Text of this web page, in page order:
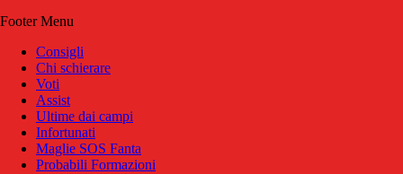
Footer Menu
Consigli
Chi schierare
Voti
Assist
Ultime dai campi
Infortunati
Maglie SOS Fanta
Probabili Formazioni